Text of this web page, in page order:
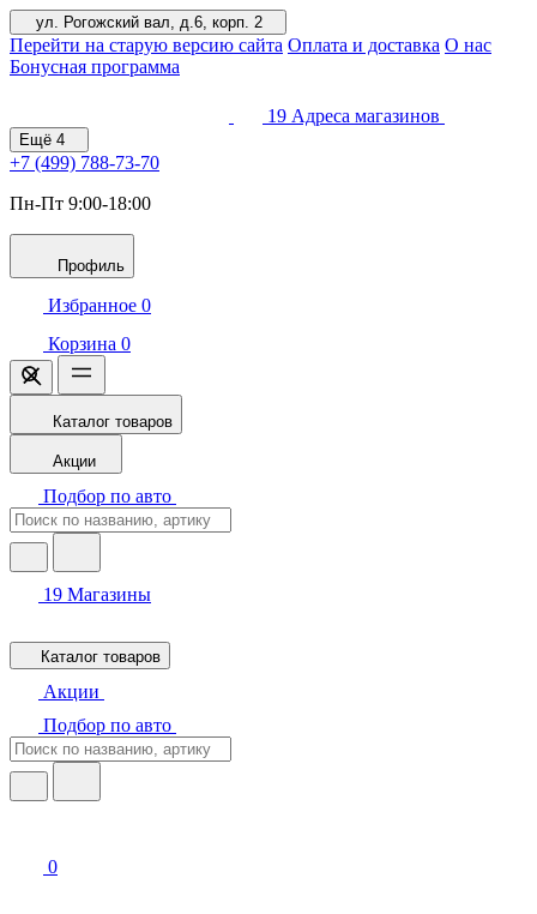
ул. Рогожский вал, д.6, корп. 2
Перейти на старую версию сайта Оплата и доставка О нас
Бонусная программа
19 Адреса магазинов
Ещё 4
+7 (499) 788-73-70
Пн-Пт 9:00-18:00
Профиль
Избранное 0
Корзина 0
Каталог товаров
Акции
Подбор по авто
19 Магазины
Каталог товаров
Акции
Подбор по авто
0